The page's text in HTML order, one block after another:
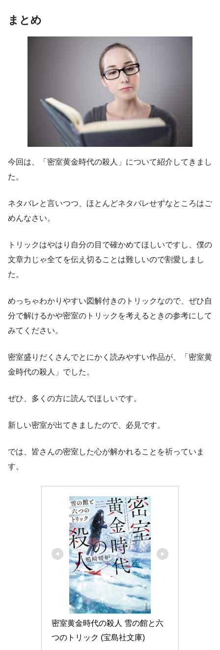
まとめ
今回は、「密室黄金時代の殺人」について紹介してきまし
た。
ネタバレと言いつつ、ほとんどネタバレせずなところはご
めんなさい。
トリックはやはり自分の目で確かめてほしいですし、僕の
文章力じゃ全てを伝え切ることは難しいので割愛しまし
た。
めっちゃわかりやすい図解付きのトリックなので、ぜひ自
分で解けるかや密室のトリックを考えるときの参考にして
みてください。
密室盛りだくさんでとにかく読みやすい作品が、「密室黄
金時代の殺人」でした。
ぜひ、多くの方に読んでほしいです。
新しい密室が出てきましたので、必見です。
では、皆さんの密室した心が解かれることを祈っていま
す。
密室黄金時代の殺人 雪の館と六
つのトリック (宝島社文庫)